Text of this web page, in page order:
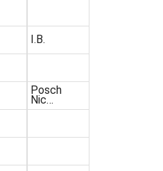
I.B.
Posch
Nic…